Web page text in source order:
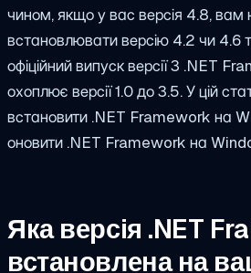
чином, якщо у вас версія 4.8, вам
встановлювати версію 4.2 чи 4.6
офіційний випуск версії 3 .NET
охоплює версії 1.0 до 3.5. У цій
встановити .NET Framework на
оновити .NET Framework на
Яка версія .NET
встановлена на